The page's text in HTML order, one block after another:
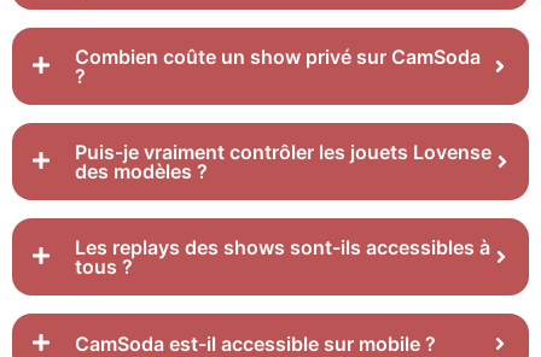
Combien coûte un show privé sur CamSoda
?
Puis-je vraiment contrôler les jouets Lovense
des modèles ?
Les replays des shows sont-ils accessibles à
tous ?
CamSoda est-il accessible sur mobile ?